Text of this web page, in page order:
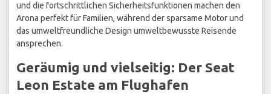
und die fortschrittlichen Sicherheitsfunktionen machen den
Arona perfekt für Familien, während der sparsame Motor und
das umweltfreundliche Design umweltbewusste Reisende
ansprechen.
Geräumig und vielseitig: Der Seat
Leon Estate am Flughafen